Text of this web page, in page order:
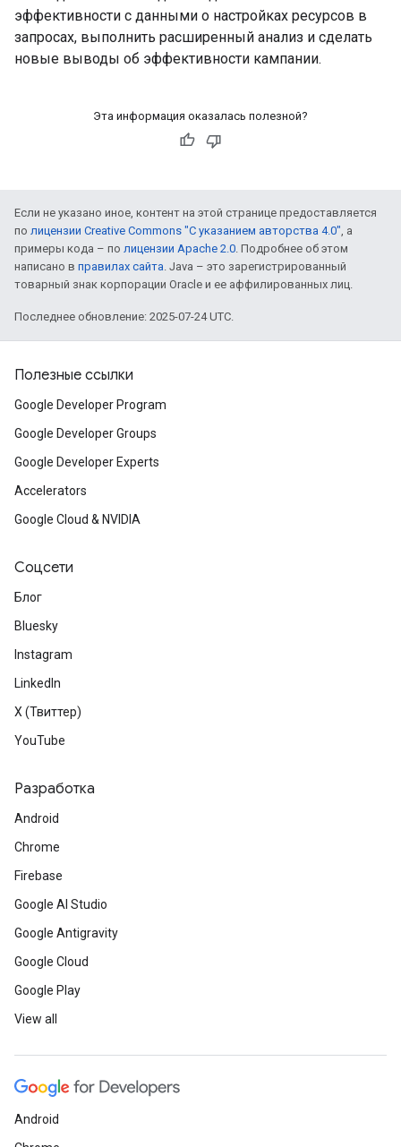
эффективности с данными о настройках ресурсов в
запросах, выполнить расширенный анализ и сделать
новые выводы об эффективности кампании.
Эта информация оказалась полезной?
Если не указано иное, контент на этой странице предоставляется
по лицензии Creative Commons "С указанием авторства 4.0", а
примеры кода – по лицензии Apache 2.0. Подробнее об этом
написано в правилах сайта. Java – это зарегистрированный
товарный знак корпорации Oracle и ее аффилированных лиц.
Последнее обновление: 2025-07-24 UTC.
Полезные ссылки
Google Developer Program
Google Developer Groups
Google Developer Experts
Accelerators
Google Cloud & NVIDIA
Соцсети
Блог
Bluesky
Instagram
LinkedIn
X (Твиттер)
YouTube
Разработка
Android
Chrome
Firebase
Google AI Studio
Google Antigravity
Google Cloud
Google Play
View all
Android